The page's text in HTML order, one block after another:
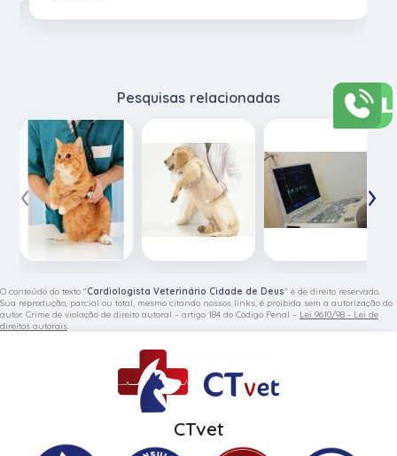
Pesquisas relacionadas
‹ ›
O conteúdo do texto "Cardiologista Veterinário Cidade de Deus" é de direito reservado.
Sua reprodução, parcial ou total, mesmo citando nossos links, é proibida sem a autorização do
autor. Crime de violação de direito autoral – artigo 184 do Código Penal – Lei 9610/98 - Lei de
direitos autorais.
CTvet